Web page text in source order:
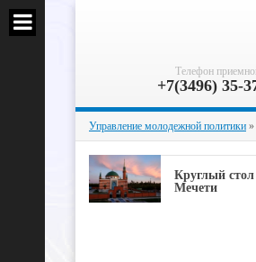
Телефон
+7(3496) 35-
Управление молодежной политики »
Круглый
Мечети